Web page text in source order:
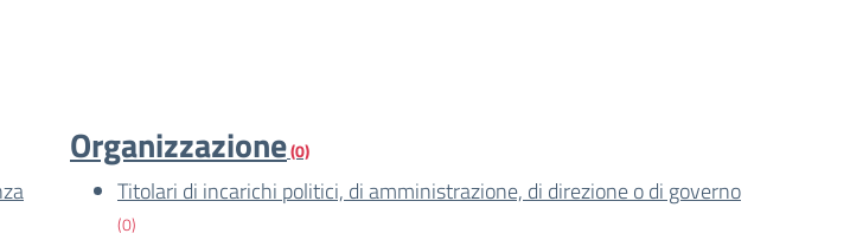
Organizzazione(0)
Titolari di incarichi politici, di amministrazione, di direzione o di governo
(0)